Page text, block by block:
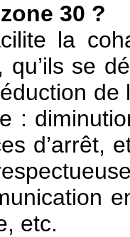
30 ?
la
qu’ils se
:
d’arrêt,
etc.